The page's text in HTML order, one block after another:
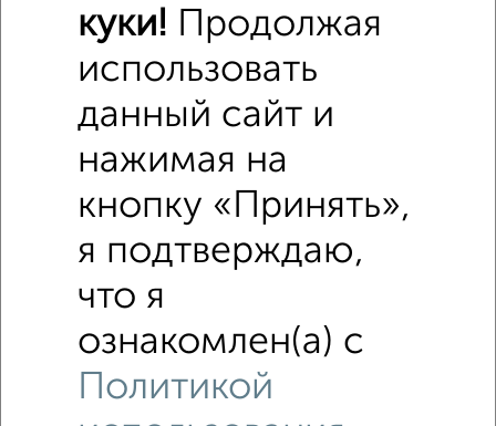
Это предложение
Средняя цена по городу
Похожие предложения рядом
куки! Продолжая
использовать
данный сайт и
нажимая на
кнопку «Принять»,
я подтверждаю,
что я
ознакомлен(а) с
Политикой